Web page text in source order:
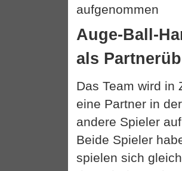
aufgenommen
Auge-Ball-
als
Das Team wird in
eine Partner in
andere Spieler
Beide Spieler
spielen sich